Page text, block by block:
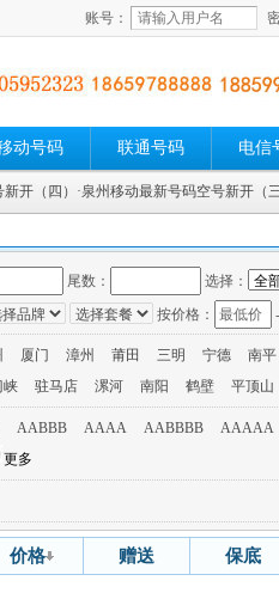
账号：
动号码 联通号码 电信
开（四） ·泉州移动最新号码空号新开（三
尾数：
选择：
按价格： -
厦门 漳州 莆田 三明 宁德 南平
峡 驻马店 漯河 南阳 鹤壁 平顶山
AABBB AAAA AABBBB AAAAA
更多
价格 赠送 保底